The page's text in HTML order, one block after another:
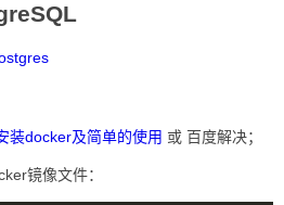
装docker及简单的使用 或 百度解决；
镜像文件：